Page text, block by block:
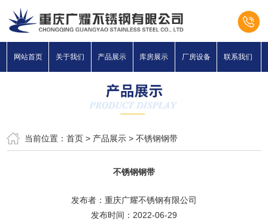
网站首页 关于我们 产品展示 库房展示 厂房设备 联系我们
当前位置：首页 > 产品展示 >不锈钢钢带
不锈钢钢带
发布者：重庆广耀不锈钢有限公司
发布时间：2022-06-29